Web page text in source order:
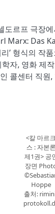
도르프 극장
Marx: Das
’ 형식의 작
자, 영화 제
콜센터 직원
<칼 마르크
스 : 자본론
제1권> 공
장면
Hoppe
출처: